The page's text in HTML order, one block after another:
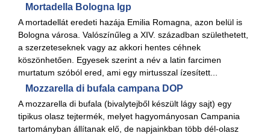
Mortadella Bologna Igp
A mortadellát eredeti hazája Emilia Romagna, azon belül is
Bologna városa. Valószínűleg a XIV. században születhetett,
a szerzeteseknek vagy az akkori hentes céhnek
köszönhetően. Egyesek szerint a név a latin farcimen
murtatum szóból ered, ami egy mirtusszal ízesített...
Mozzarella di bufala campana DOP
A mozzarella di bufala (bivalytejből készült lágy sajt) egy
tipikus olasz tejtermék, melyet hagyományosan Campania
tartományban állítanak elő, de napjainkban több dél-olasz